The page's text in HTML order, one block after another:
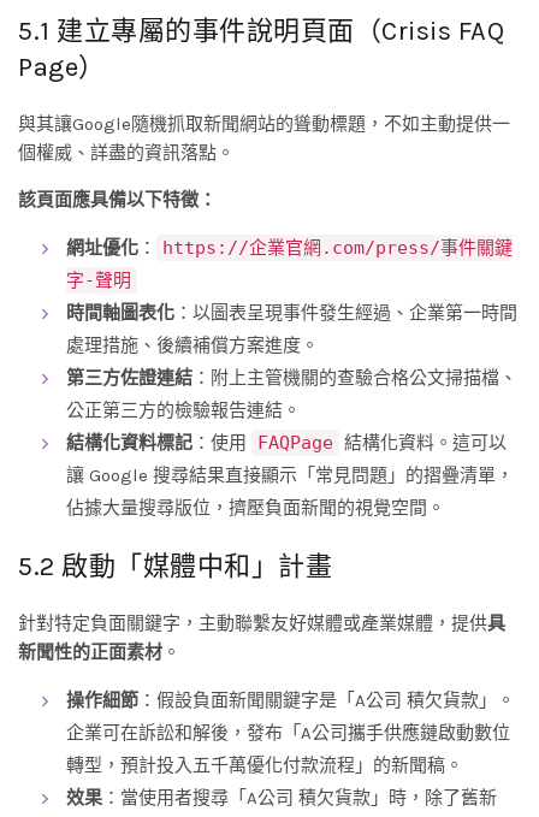
5.1 建立專屬的事件說明頁面（Crisis FAQ
Page）
與其讓Google隨機抓取新聞網站的聳動標題，不如主動提供一
個權威、詳盡的資訊落點。
該頁面應具備以下特徵：
網址優化 ：
https://企業官網.com/press/事件關鍵
字-聲明
時間軸圖表化 ：以圖表呈現事件發生經過、企業第一時間
處理措施、後續補償方案進度。
第三方佐證連結 ：附上主管機關的查驗合格公文掃描檔、
公正第三方的檢驗報告連結。
結構化資料標記 ：使用 FAQPage 結構化資料。這可以
讓 Google 搜尋結果直接顯示「常見問題」的摺疊清單，
佔據大量搜尋版位，擠壓負面新聞的視覺空間。
5.2 啟動「媒體中和」計畫
針對特定負面關鍵字，主動聯繫友好媒體或產業媒體，提供具
新聞性的正面素材 。
操作細節 ：假設負面新聞關鍵字是「A公司 積欠貨款」。
企業可在訴訟和解後，發布「A公司攜手供應鏈啟動數位
轉型，預計投入五千萬優化付款流程」的新聞稿。
效果 ：當使用者搜尋「A公司 積欠貨款」時，除了舊新